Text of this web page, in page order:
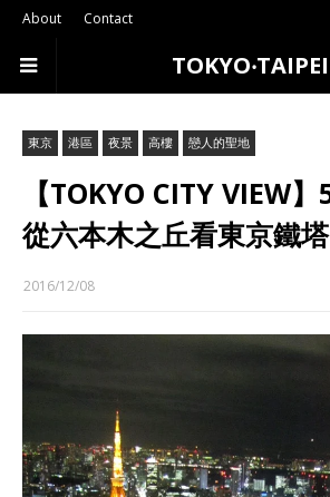
About Contact
TOKYO‧TAIPEI
東京 港區 夜景 高樓 戀人的聖地
【TOKYO CITY VIEW
從六本木之丘看東京鐵塔
2016/12/08